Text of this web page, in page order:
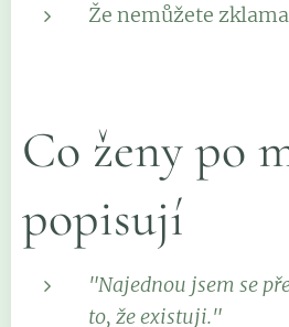
Že nemůžete
Co ženy po
popisují
"Najednou jsem se
to, že existuji."